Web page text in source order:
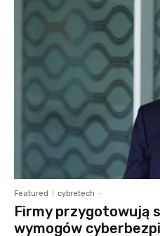
Featured cybretech -
Firmy przygotowują
wymogów